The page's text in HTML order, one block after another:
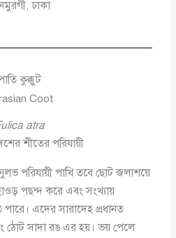
ঢাকা
কুক্কুট
Coot
atra
শীতের পরিযায়ী
পরিযায়ী পাখি তবে ছোট জলাশয়ে
পছন্দ করে এবং সংখ্যায়
এদের সারাদেহ প্রধানত
সাদা রঙ এর হয়। ভয় পেলে